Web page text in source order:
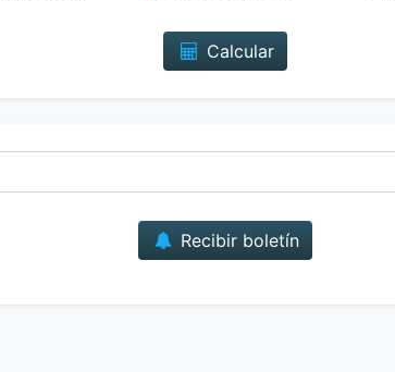
Calcular
Recibir boletín